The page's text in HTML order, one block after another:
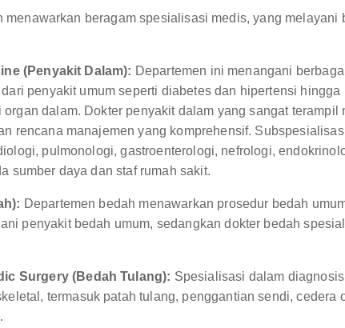
menawarkan beragam spesialisasi medis, yang melayani
(Penyakit Dalam): Departemen ini menangani
penyakit umum seperti diabetes dan hipertensi
organ dalam. Dokter penyakit dalam yang sangat terampil
rencana manajemen yang komprehensif.
pulmonologi, gastroenterologi, nefrologi,
sumber daya dan staf rumah sakit.
Departemen bedah menawarkan prosedur bedah
penyakit bedah umum, sedangkan dokter bedah
Surgery (Bedah Tulang): Spesialisasi dalam
termasuk patah tulang, penggantian sendi, cedera